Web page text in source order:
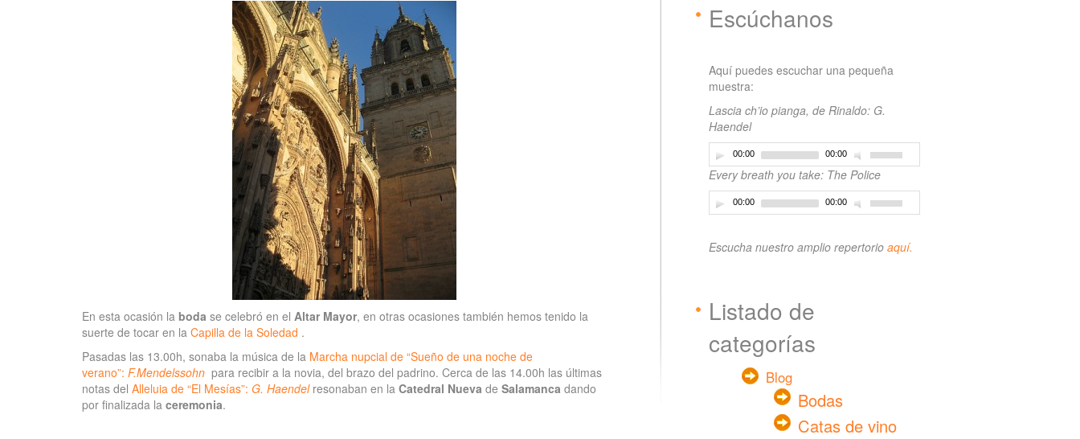
En esta ocasión la boda se celebró en el Altar Mayor, en otras ocasiones también hemos tenido la
suerte de tocar en la Capilla de la Soledad .
Pasadas las 13.00h, sonaba la música de la Marcha nupcial de “Sueño de una noche de
verano”: F.Mendelssohn para recibir a la novia, del brazo del padrino. Cerca de las 14.00h las últimas
notas del Alleluia de “El Mesías”: G. Haendel resonaban en la Catedral Nueva de Salamanca dando
por finalizada la ceremonia.
Escúchanos
Aquí puedes escuchar una pequeña
muestra:
Lascia ch’io pianga, de Rinaldo: G.
Haendel
00:00 00:00
Every breath you take: The Police
00:00 00:00
Escucha nuestro amplio repertorio aquí.
Listado de
categorías
Blog
Bodas
Catas de vino